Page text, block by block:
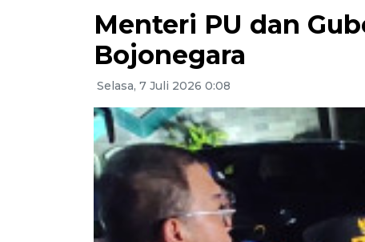
Menteri PU dan
Bojonegara
Selasa, 7 Juli 2026 0:08